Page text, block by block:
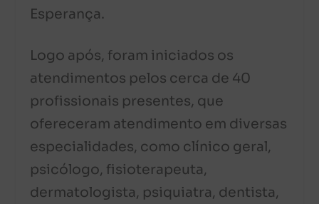
Esperança.
Logo após, foram iniciados os
atendimentos pelos cerca de 40
profissionais presentes, que
ofereceram atendimento em diversas
especialidades, como clínico geral,
psicólogo, fisioterapeuta,
dermatologista, psiquiatra, dentista,